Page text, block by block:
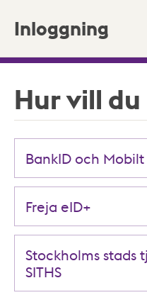
Inloggning
Hur vill
BankID och Mobilt
Freja eID+
Stockholms stads
SITHS